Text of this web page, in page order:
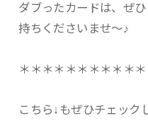
ダブったカードは、ぜ
持ちくださいませ～♪
＊＊＊＊＊＊＊＊＊＊
こちら↓もぜひチェック